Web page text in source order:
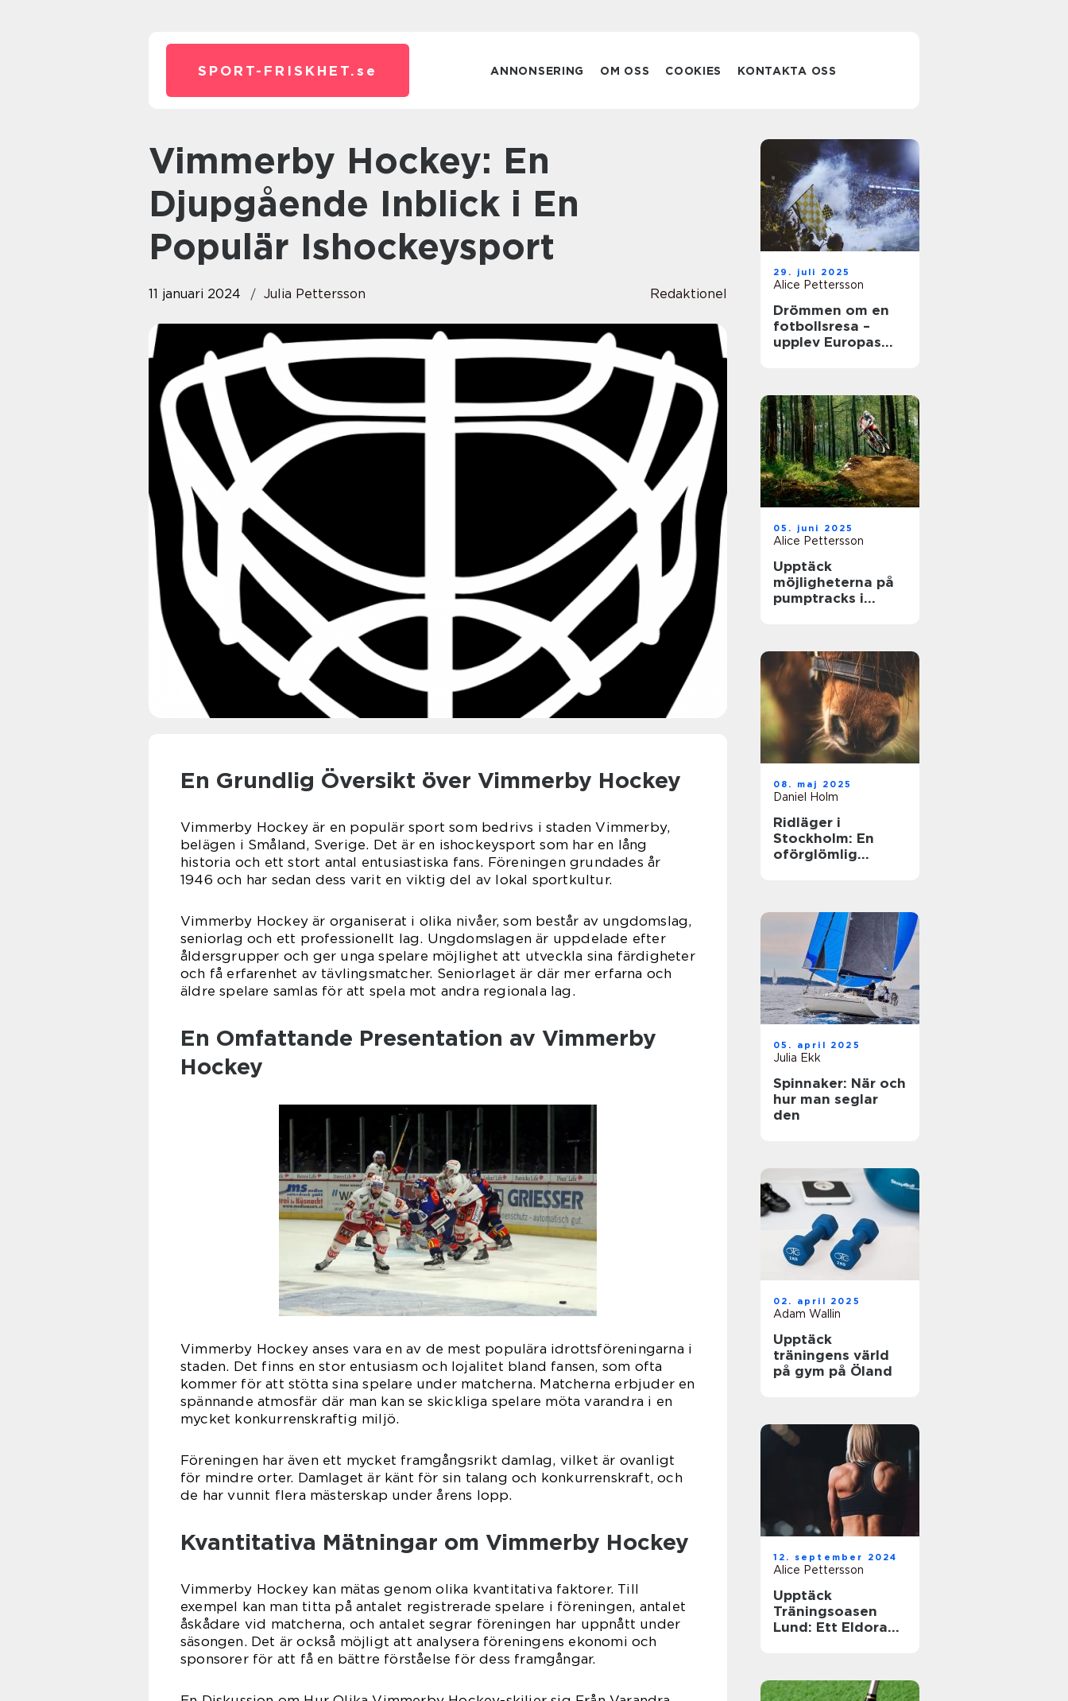
SPORT-FRISKHET. se ANNONSERING OM OSS COOKIES KONTAKTA OSS
Vimmerby Hockey: En
Djupgående Inblick i En
Populär Ishockeysport
11 januari 2024 Julia Pettersson Redaktionel
En Grundlig Översikt över Vimmerby Hockey
Vimmerby Hockey är en populär sport som bedrivs i staden Vimmerby,
belägen i Småland, Sverige. Det är en ishockeysport som har en lång
historia och ett stort antal entusiastiska fans. Föreningen grundades år
1946 och har sedan dess varit en viktig del av lokal sportkultur.
Vimmerby Hockey är organiserat i olika nivåer, som består av ungdomslag,
seniorlag och ett professionellt lag. Ungdomslagen är uppdelade efter
åldersgrupper och ger unga spelare möjlighet att utveckla sina färdigheter
och få erfarenhet av tävlingsmatcher. Seniorlaget är där mer erfarna och
äldre spelare samlas för att spela mot andra regionala lag.
En Omfattande Presentation av Vimmerby
Hockey
Vimmerby Hockey anses vara en av de mest populära idrottsföreningarna i
staden. Det finns en stor entusiasm och lojalitet bland fansen, som ofta
kommer för att stötta sina spelare under matcherna. Matcherna erbjuder en
spännande atmosfär där man kan se skickliga spelare möta varandra i en
mycket konkurrenskraftig miljö.
Föreningen har även ett mycket framgångsrikt damlag, vilket är ovanligt
för mindre orter. Damlaget är känt för sin talang och konkurrenskraft, och
de har vunnit flera mästerskap under årens lopp.
Kvantitativa Mätningar om Vimmerby Hockey
Vimmerby Hockey kan mätas genom olika kvantitativa faktorer. Till
exempel kan man titta på antalet registrerade spelare i föreningen, antalet
åskådare vid matcherna, och antalet segrar föreningen har uppnått under
säsongen. Det är också möjligt att analysera föreningens ekonomi och
sponsorer för att få en bättre förståelse för dess framgångar.
29. juli 2025
Alice Pettersson
Drömmen om en
fotbollsresa –
upplev Europas
05. juni 2025
Alice Pettersson
Upptäck
möjligheterna på
pumptracks i
08. maj 2025
Daniel Holm
Ridläger i
Stockholm: En
oförglömlig
05. april 2025
Julia Ekk
Spinnaker: När och
hur man seglar
den
02. april 2025
Adam Wallin
Upptäck
träningens värld
på gym på Öland
12. september 2024
Alice Pettersson
Upptäck
Träningsoasen
Lund: Ett Eldorado